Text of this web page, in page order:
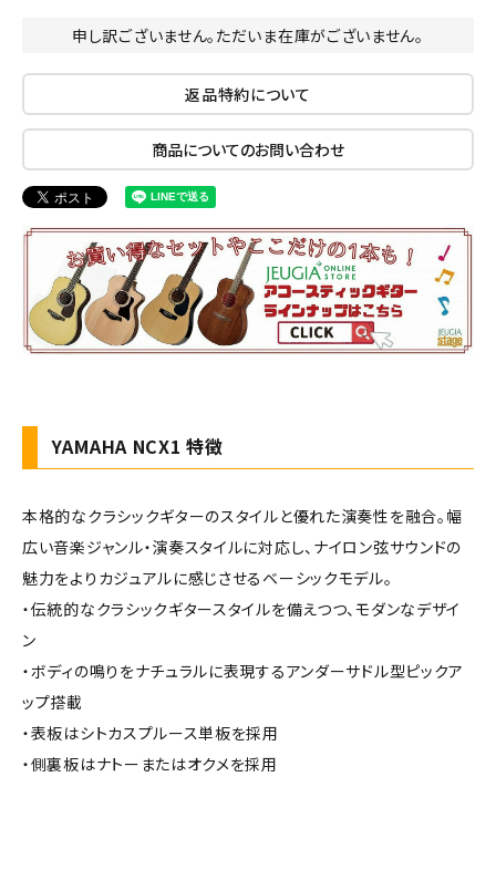
申し訳ございません。ただいま在庫がございません。
返品特約について
商品についてのお問い合わせ
YAMAHA NCX1 特徴
本格的なクラシックギターのスタイルと優れた演奏性を融合。幅
広い音楽ジャンル・演奏スタイルに対応し、ナイロン弦サウンドの
魅力をよりカジュアルに感じさせるベーシックモデル。
・伝統的なクラシックギタースタイルを備えつつ、モダンなデザイ
ン
・ボディの鳴りをナチュラルに表現するアンダーサドル型ピックア
ップ搭載
・表板はシトカスプルース単板を採用
・側裏板はナトーまたはオクメを採用